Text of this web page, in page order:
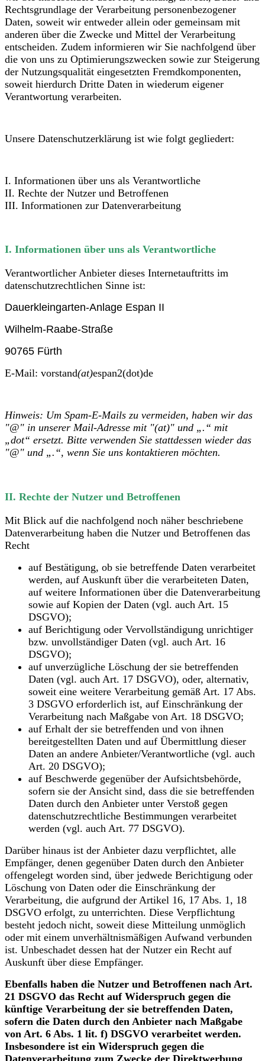
Rechtsgrundlage der Verarbeitung personenbezogener
Daten, soweit wir entweder allein oder gemeinsam mit
anderen über die Zwecke und Mittel der Verarbeitung
entscheiden. Zudem informieren wir Sie nachfolgend über
die von uns zu Optimierungszwecken sowie zur Steigerung
der Nutzungsqualität eingesetzten Fremdkomponenten,
soweit hierdurch Dritte Daten in wiederum eigener
Verantwortung verarbeiten.
Unsere Datenschutzerklärung ist wie folgt gegliedert:
I. Informationen über uns als Verantwortliche
II. Rechte der Nutzer und Betroffenen
III. Informationen zur Datenverarbeitung
I. Informationen über uns als Verantwortliche
Verantwortlicher Anbieter dieses Internetauftritts im
datenschutzrechtlichen Sinne ist:
Dauerkleingarten-Anlage Espan II
Wilhelm-Raabe-Straße
90765 Fürth
E-Mail: vorstand(at)espan2(dot)de
Hinweis: Um Spam-E-Mails zu vermeiden, haben wir das
"@" in unserer Mail-Adresse mit "(at)" und „.“ mit
„dot“ ersetzt. Bitte verwenden Sie stattdessen wieder das
"@" und „.“, wenn Sie uns kontaktieren möchten.
II. Rechte der Nutzer und Betroffenen
Mit Blick auf die nachfolgend noch näher beschriebene
Datenverarbeitung haben die Nutzer und Betroffenen das
Recht
auf Bestätigung, ob sie betreffende Daten verarbeitet
werden, auf Auskunft über die verarbeiteten Daten,
auf weitere Informationen über die Datenverarbeitung
sowie auf Kopien der Daten (vgl. auch Art. 15
DSGVO);
auf Berichtigung oder Vervollständigung unrichtiger
bzw. unvollständiger Daten (vgl. auch Art. 16
DSGVO);
auf unverzügliche Löschung der sie betreffenden
Daten (vgl. auch Art. 17 DSGVO), oder, alternativ,
soweit eine weitere Verarbeitung gemäß Art. 17 Abs.
3 DSGVO erforderlich ist, auf Einschränkung der
Verarbeitung nach Maßgabe von Art. 18 DSGVO;
auf Erhalt der sie betreffenden und von ihnen
bereitgestellten Daten und auf Übermittlung dieser
Daten an andere Anbieter/Verantwortliche (vgl. auch
Art. 20 DSGVO);
auf Beschwerde gegenüber der Aufsichtsbehörde,
sofern sie der Ansicht sind, dass die sie betreffenden
Daten durch den Anbieter unter Verstoß gegen
datenschutzrechtliche Bestimmungen verarbeitet
werden (vgl. auch Art. 77 DSGVO).
Darüber hinaus ist der Anbieter dazu verpflichtet, alle
Empfänger, denen gegenüber Daten durch den Anbieter
offengelegt worden sind, über jedwede Berichtigung oder
Löschung von Daten oder die Einschränkung der
Verarbeitung, die aufgrund der Artikel 16, 17 Abs. 1, 18
DSGVO erfolgt, zu unterrichten. Diese Verpflichtung
besteht jedoch nicht, soweit diese Mitteilung unmöglich
oder mit einem unverhältnismäßigen Aufwand verbunden
ist. Unbeschadet dessen hat der Nutzer ein Recht auf
Auskunft über diese Empfänger.
Ebenfalls haben die Nutzer und Betroffenen nach Art.
21 DSGVO das Recht auf Widerspruch gegen die
künftige Verarbeitung der sie betreffenden Daten,
sofern die Daten durch den Anbieter nach Maßgabe
von Art. 6 Abs. 1 lit. f) DSGVO verarbeitet werden.
Insbesondere ist ein Widerspruch gegen die
Datenverarbeitung zum Zwecke der Direktwerbung